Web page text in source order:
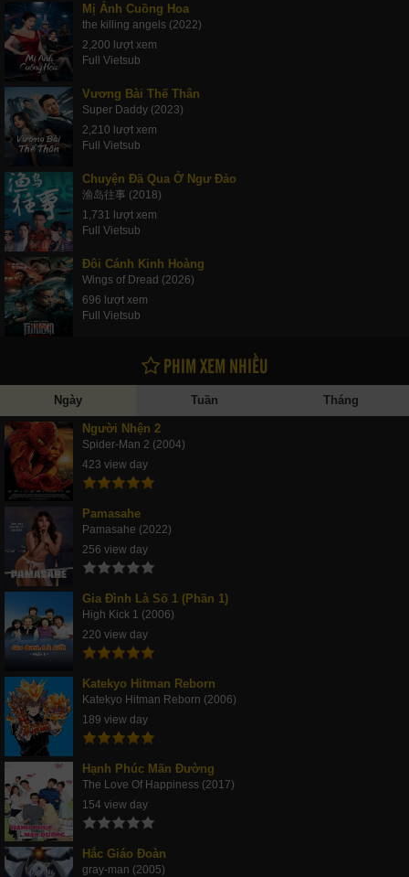
Mị Ảnh Cuồng Hoa
the killing angels (2022)
2,200 lượt xem
Full Vietsub
Vương Bài Thế Thân
Super Daddy (2023)
2,210 lượt xem
Full Vietsub
Chuyện Đã Qua Ở Ngư Đảo
渔岛往事 (2018)
1,731 lượt xem
Full Vietsub
Đôi Cánh Kinh Hoàng
Wings of Dread (2026)
696 lượt xem
Full Vietsub
PHIM XEM NHIỀU
Ngày Tuần Tháng
Người Nhện 2
Spider-Man 2 (2004)
423 view day
Pamasahe
Pamasahe (2022)
256 view day
Gia Đình Là Số 1 (Phần 1)
High Kick 1 (2006)
220 view day
Katekyo Hitman Reborn
Katekyo Hitman Reborn (2006)
189 view day
Hạnh Phúc Mãn Đường
The Love Of Happiness (2017)
154 view day
Hắc Giáo Đoàn
gray-man (2005)